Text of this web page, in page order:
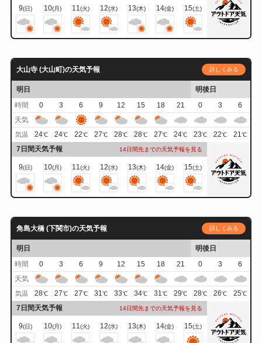
9(日) 10(月) 11(火) 12(水) 13(木) 14(金) 15(土)
大山寺 (大山町)の天気予報 詳しくみる
明日
明後日
時間
0 3 6 9 12 15 18 21 0 3
6
天気
気温 24℃ 24℃ 22℃ 27℃ 28℃ 28℃ 27℃ 24℃ 23℃ 22℃ 21℃
7日間天気予報 14日間先までの天気予報を見る
9(日) 10(月) 11(火) 12(水) 13(木) 14(金) 15(土)
角島大橋 (下関市)の天気予報 詳しくみる
明日
明後日
時間
0 3 6 9 12 15 18 21 0 3
6
天気
気温 28℃ 27℃ 27℃ 31℃ 33℃ 34℃ 31℃ 29℃ 28℃ 26℃ 25℃
7日間天気予報 14日間先までの天気予報を見る
9(日) 10(月) 11(火) 12(水) 13(木) 14(金) 15(土)